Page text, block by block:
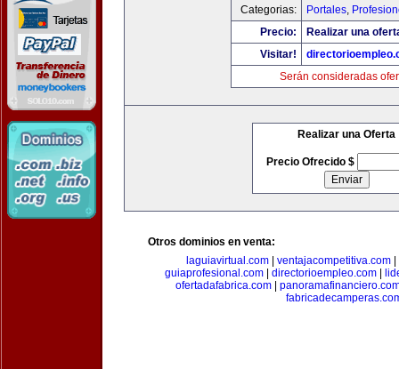
Categorias:
Portales,
Precio:
Realizar una
Visitar!
Serán consideradas
Realizar una Oferta
Precio Ofrecido $
Otros dominios en venta:
laguiavirtual.com
ventajacompetitiva.com
guiaprofesional.com| directorioempleo.com|
ofertadafabrica.com|